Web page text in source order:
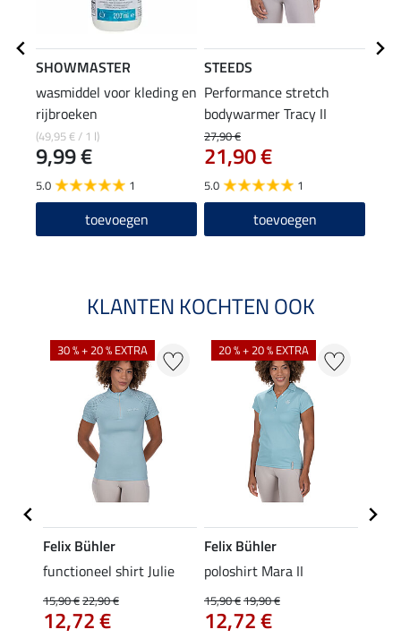
SHOWMASTER
wasmiddel voor kleding en
rijbroeken
(49,95 € / 1 l)
9,99 €
5.0 1
toevoegen
STEEDS
Performance stretch
bodywarmer Tracy II
27,90 €
21,90 €
5.0 1
toevoegen
KLANTEN KOCHTEN OOK
30 % + 20 % EXTRA
Felix Bühler
functioneel shirt Julie
15,90 €22,90 €
12,72 €
20 % + 20 % EXTRA
Felix Bühler
poloshirt Mara II
15,90 €19,90 €
12,72 €